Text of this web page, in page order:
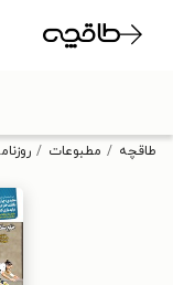
طاقچه مطبوعات